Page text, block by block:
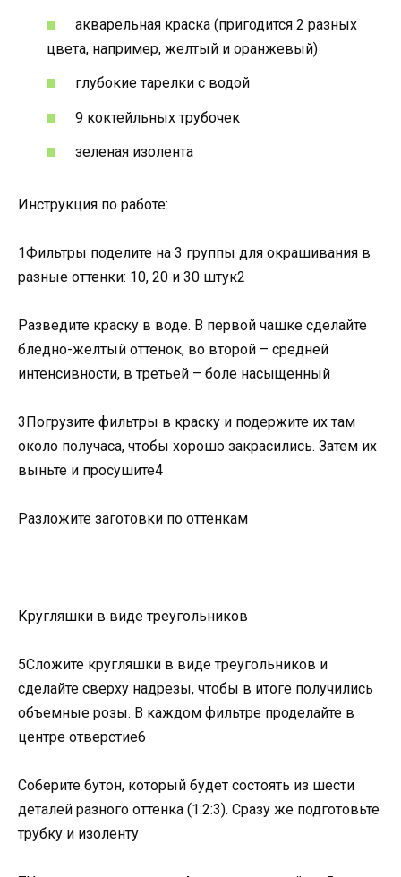
акварельная краска (пригодится 2 разных
цвета, например, желтый и оранжевый)
глубокие тарелки с водой
9 коктейльных трубочек
зеленая изолента
Инструкция по работе:
1Фильтры поделите на 3 группы для окрашивания в
разные оттенки: 10, 20 и 30 штук2
Разведите краску в воде. В первой чашке сделайте
бледно-желтый оттенок, во второй – средней
интенсивности, в третьей – боле насыщенный
3Погрузите фильтры в краску и подержите их там
около получаса, чтобы хорошо закрасились. Затем их
выньте и просушите4
Разложите заготовки по оттенкам
Кругляшки в виде треугольников
5Сложите кругляшки в виде треугольников и
сделайте сверху надрезы, чтобы в итоге получились
объемные розы. В каждом фильтре проделайте в
центре отверстие6
Соберите бутон, который будет состоять из шести
деталей разного оттенка (1:2:3). Сразу же подготовьте
трубку и изоленту